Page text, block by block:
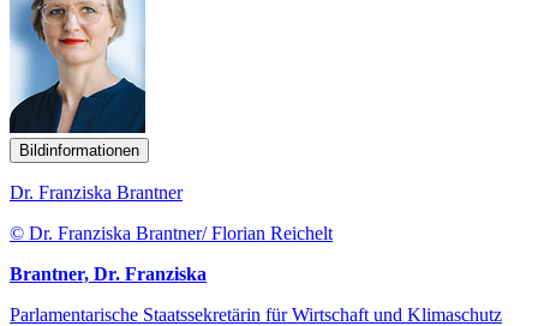
Bildinformationen
Dr. Franziska Brantner
© Dr. Franziska Brantner/ Florian Reichelt
Brantner, Dr. Franziska
Parlamentarische Staatssekretärin für Wirtschaft und Klimaschutz